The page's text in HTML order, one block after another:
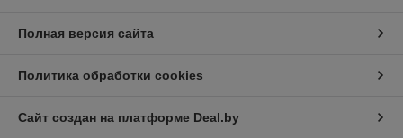
Полная версия сайта
Политика обработки cookies
Сайт создан на платформе Deal.by